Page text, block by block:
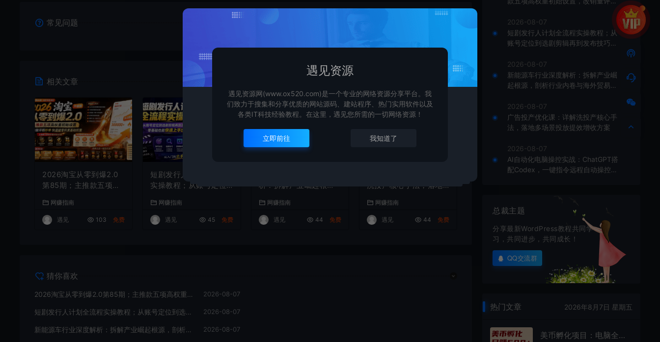
常见问题
相关文章
2026淘宝从零到爆2.0
第85期；主推款五项高
评晒秒单快速破零积累
基础权重
网赚指南
遇见 103 免费
短剧发行人计划全流程
实操教程；从账号定位
巧，零基础也能快速上
手出单
网赚指南
遇见 45 免费
析：拆解产业崛起根
外贸易争端现状
网赚指南
遇见 44 免费
洗投产核心手法，落地
案 网赚指南
遇见 44 免费
猜你喜欢
2026淘宝从零到爆2.0第85期；主推款五项高权重初始设置，改销量评晒秒单快速破零积累基础权重 2026-08-07
短剧发行人计划全流程实操教程；从账号定位到选剧剪辑再到发布技巧，零基础也能快速上手出单 2026-08-07
新能源车行业深度解析：拆解产业崛起根源，剖析行业内卷与海外贸易争端现状 2026-08-07
2026-08-07
短剧发行人计划全流程实操教程；从
账号定位到选剧剪辑再到发布技巧，
2026-08-07
新能源车行业深度解析：拆解产业崛
起根源，剖析行业内卷与海外贸易争
2026-08-07
广告投产优化课：详解洗投产核心手
法，落地多场景投放提效增收方案
2026-08-07
AI自动化电脑操控实战：ChatGPT搭
配Codex，一键指令远程自动操控电
总裁主题
分享最新WordPress教程共同学
习，共同进步，共同成长！
QQ交流群
热门文章 2026年8月7日 星期五
美币孵化项目：电脑全自动挂机赚美金，小白轻松上手
遇见资源
遇见资源网(www.ox520.com)是一个专业的网络资源分享平台。我
们致力于搜集和分享优质的网站源码、建站程序、热门实用软件以及
各类IT科技经验教程。在这里，遇见您所需的一切网络资源！
立即前往 我知道了